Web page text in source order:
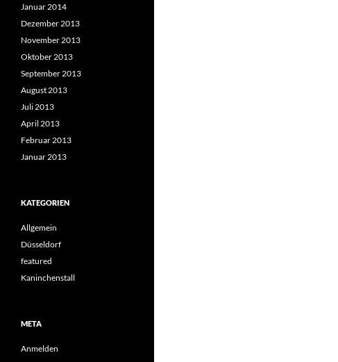
Januar 2014
Dezember 2013
November 2013
Oktober 2013
September 2013
August 2013
Juli 2013
April 2013
Februar 2013
Januar 2013
KATEGORIEN
Allgemein
Düsseldorf
featured
Kaninchenstall
META
Anmelden